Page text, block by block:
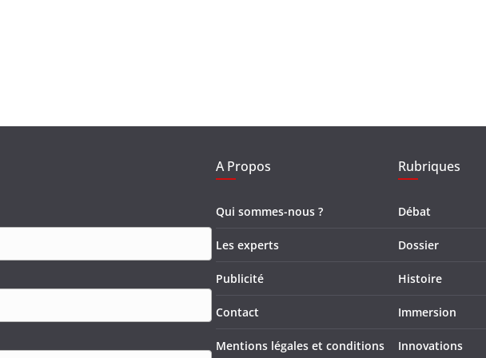
A Propos
Qui sommes-nous ?
Les experts
Publicité
Contact
Mentions légales et conditions
Rubriques
Débat
Dossier
Histoire
Immersion
Innovations